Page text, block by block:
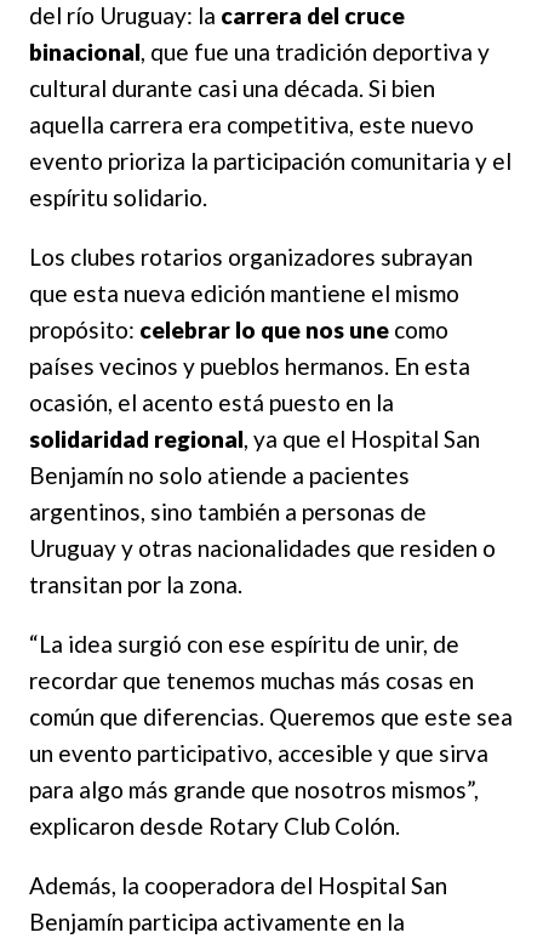
del río Uruguay: la carrera del cruce
binacional, que fue una tradición deportiva y
cultural durante casi una década. Si bien
aquella carrera era competitiva, este nuevo
evento prioriza la participación comunitaria y el
espíritu solidario.
Los clubes rotarios organizadores subrayan
que esta nueva edición mantiene el mismo
propósito: celebrar lo que nos une como
países vecinos y pueblos hermanos. En esta
ocasión, el acento está puesto en la
solidaridad regional, ya que el Hospital San
Benjamín no solo atiende a pacientes
argentinos, sino también a personas de
Uruguay y otras nacionalidades que residen o
transitan por la zona.
“La idea surgió con ese espíritu de unir, de
recordar que tenemos muchas más cosas en
común que diferencias. Queremos que este sea
un evento participativo, accesible y que sirva
para algo más grande que nosotros mismos”,
explicaron desde Rotary Club Colón.
Además, la cooperadora del Hospital San
Benjamín participa activamente en la